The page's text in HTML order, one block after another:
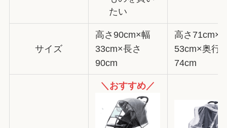
たい
サイズ
高さ90cm×幅
33cm×長さ
90cm
高さ71cm×
53cm×奥行
74cm
＼おすすめ／